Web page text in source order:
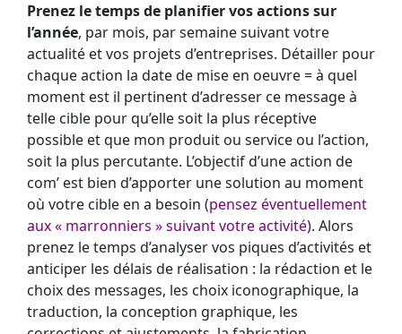
Prenez le temps de planifier vos actions sur
l’année, par mois, par semaine suivant votre
actualité et vos projets d’entreprises. Détailler pour
chaque action la date de mise en oeuvre = à quel
moment est il pertinent d’adresser ce message à
telle cible pour qu’elle soit la plus réceptive
possible et que mon produit ou service ou l’action,
soit la plus percutante. L’objectif d’une action de
com’ est bien d’apporter une solution au moment
où votre cible en a besoin (pensez éventuellement
aux « marronniers » suivant votre activité). Alors
prenez le temps d’analyser vos piques d’activités et
anticiper les délais de réalisation : la rédaction et le
choix des messages, les choix iconographique, la
traduction, la conception graphique, les